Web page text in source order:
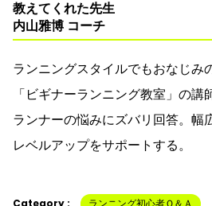
教えてくれた先生
内山雅博 コーチ
ランニングスタイルでもおなじみ
「ビギナーランニング教室」の
ランナーの悩みにズバリ回答。幅
レベルアップをサポートする。